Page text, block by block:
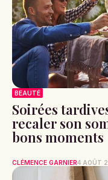
BEAUTÉ
Soirées
recaler son
bons moments
CLÉMENCE GARNIER4 AOÛT